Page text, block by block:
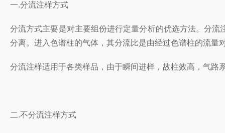
一.分流注样方式
分流方式主要是对主要组份进行定量分析的优选方法。分
分离。进入色谱柱的气体，其分流比是由经过色谱柱的流
分流注样适用于各类样品，由于瞬间进样，故柱效高，气
二.不分流注样方式